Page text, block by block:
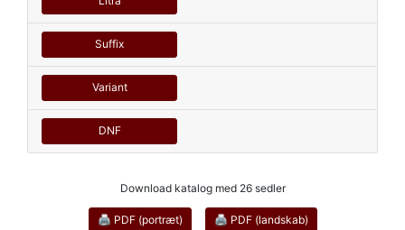
Suffix
Variant
DNF
Download katalog med 26 sedler
🖨 PDF (portræt) 🖨 PDF (landskab)